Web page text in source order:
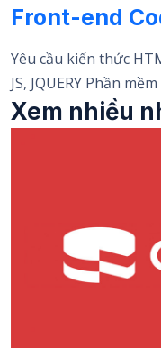
Front-end
Yêu cầu kiến thức
JS, JQUERY Phần
Xem nhiều